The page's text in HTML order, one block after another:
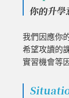
你的升學
我們因應你
希望攻讀的
實習機會等